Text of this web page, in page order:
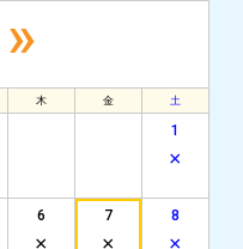
»
木 金 土
1
6 7 8